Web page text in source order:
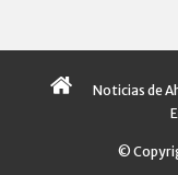
Noticias de
©